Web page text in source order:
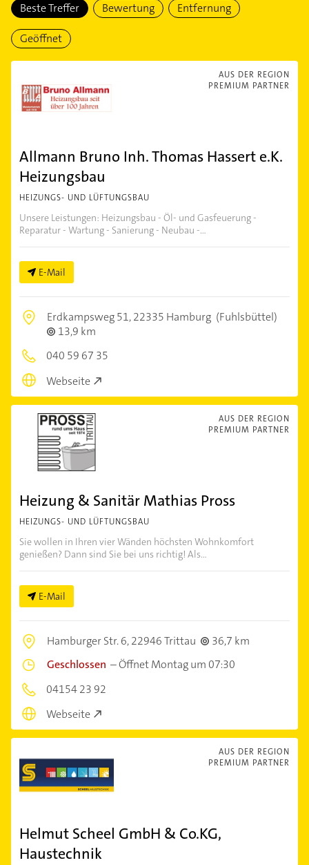
Beste Treffer Bewertung Entfernung
Geöffnet
AUS DER REGION
PREMIUM PARTNER
Allmann Bruno Inh. Thomas Hassert e.K.
Heizungsbau
HEIZUNGS- UND LÜFTUNGSBAU
Unsere Leistungen: Heizungsbau - Öl- und Gasfeuerung -
Reparatur - Wartung - Sanierung - Neubau -...
E-Mail
Erdkampsweg 51,22335 Hamburg (Fuhlsbüttel)
13,9 km
040 59 67 35
Webseite
AUS DER REGION
PREMIUM PARTNER
Heizung & Sanitär Mathias Pross
HEIZUNGS- UND LÜFTUNGSBAU
Sie wollen in Ihren vier Wänden höchsten Wohnkomfort
genießen? Dann sind Sie bei uns richtig! Als...
E-Mail
Hamburger Str. 6,22946 Trittau
36,7 km
Geschlossen –Öffnet Montag um 07:30
04154 23 92
Webseite
AUS DER REGION
PREMIUM PARTNER
Helmut Scheel GmbH & Co.KG,
Haustechnik